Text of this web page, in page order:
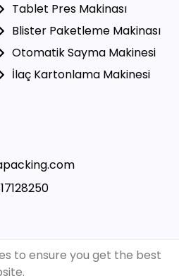
Tablet Pres Makinası
Blister Paketleme Makinası
Otomatik Sayma Makinesi
İlaç Kartonlama Makinesi
to ensure you get the best